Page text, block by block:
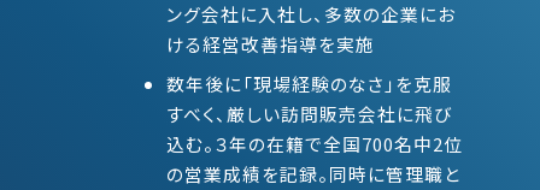
ング会社に入社し、多数の企業にお
ける経営改善指導を実施
数年後に「現場経験のなさ」を克服
すべく、厳しい訪問販売会社に飛び
込む。３年の在籍で全国700名中2位
の営業成績を記録。同時に管理職と